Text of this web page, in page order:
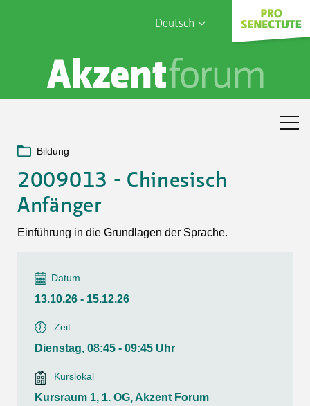
Deutsch
English
Français
Sophia Care
Bildung
2009013 - Chinesisch
Anfänger
Einführung in die Grundlagen der Sprache.
Datum
13.10.26 - 15.12.26
Zeit
Dienstag, 08:45 - 09:45 Uhr
Kurslokal
Kursraum 1, 1. OG, Akzent Forum